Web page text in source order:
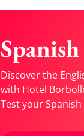
Spanish
Discover the
with Hotel
Test your